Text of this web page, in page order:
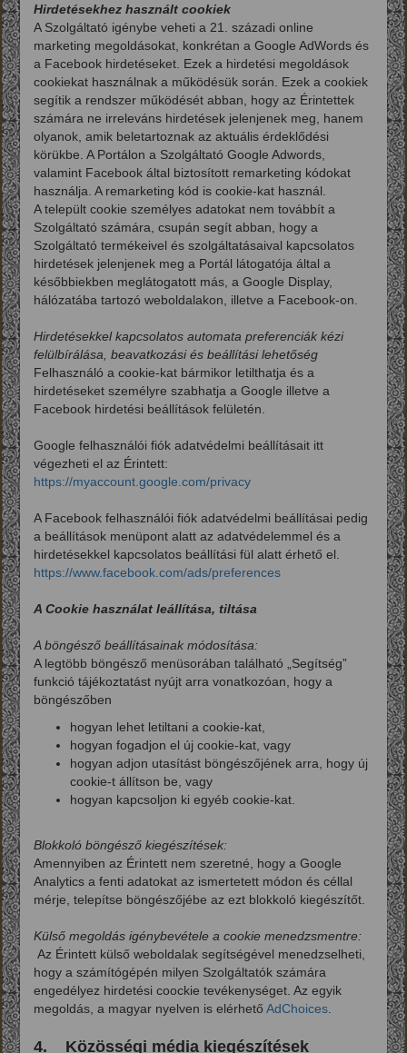
Hirdetésekhez használt cookiek
A Szolgáltató igénybe veheti a 21. századi online
marketing megoldásokat, konkrétan a Google AdWords és
a Facebook hirdetéseket. Ezek a hirdetési megoldások
cookiekat használnak a működésük során. Ezek a cookiek
segítik a rendszer működését abban, hogy az Érintettek
számára ne irreleváns hirdetések jelenjenek meg, hanem
olyanok, amik beletartoznak az aktuális érdeklődési
körükbe. A Portálon a Szolgáltató Google Adwords,
valamint Facebook által biztosított remarketing kódokat
használja. A remarketing kód is cookie-kat használ.
A települt cookie személyes adatokat nem továbbít a
Szolgáltató számára, csupán segít abban, hogy a
Szolgáltató termékeivel és szolgáltatásaival kapcsolatos
hirdetések jelenjenek meg a Portál látogatója által a
későbbiekben meglátogatott más, a Google Display,
hálózatába tartozó weboldalakon, illetve a Facebook-on.
Hirdetésekkel kapcsolatos automata preferenciák kézi
felülbírálása, beavatkozási és beállítási lehetőség
Felhasználó a cookie-kat bármikor letilthatja és a
hirdetéseket személyre szabhatja a Google illetve a
Facebook hirdetési beállítások felületén.
Google felhasználói fiók adatvédelmi beállításait itt
végezheti el az Érintett:
https://myaccount.google.com/privacy
A Facebook felhasználói fiók adatvédelmi beállításai pedig
a beállítások menüpont alatt az adatvédelemmel és a
hirdetésekkel kapcsolatos beállítási fül alatt érhető el.
https://www.facebook.com/ads/preferences
A Cookie használat leállítása, tiltása
A böngésző beállításainak módosítása:
A legtöbb böngésző menüsorában található „Segítség”
funkció tájékoztatást nyújt arra vonatkozóan, hogy a
böngészőben
hogyan lehet letiltani a cookie-kat,
hogyan fogadjon el új cookie-kat, vagy
hogyan adjon utasítást böngészőjének arra, hogy új
cookie-t állítson be, vagy
hogyan kapcsoljon ki egyéb cookie-kat.
Blokkoló böngésző kiegészítések:
Amennyiben az Érintett nem szeretné, hogy a Google
Analytics a fenti adatokat az ismertetett módon és céllal
mérje, telepítse böngészőjébe az ezt blokkoló kiegészítőt.
Külső megoldás igénybevétele a cookie menedzsmentre:
Az Érintett külső weboldalak segítségével menedzselheti,
hogy a számítógépén milyen Szolgáltatók számára
engedélyez hirdetési coockie tevékenységet. Az egyik
megoldás, a magyar nyelven is elérhető AdChoices
4. Közösségi média kiegészítések